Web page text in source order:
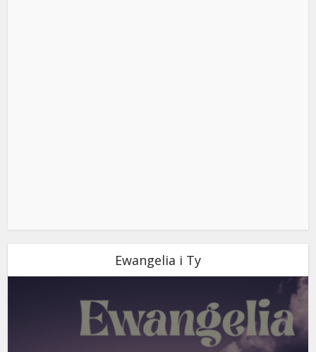
Ewangelia i Ty